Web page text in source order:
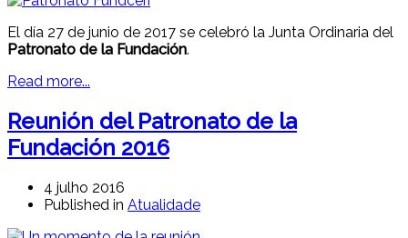
El día 27 de junio de 2017 se celebró la Junta Ordinaria del
Patronato de la Fundación.
Read more...
Reunión del Patronato de la
Fundación 2016
4 julho 2016
Published in Atualidade